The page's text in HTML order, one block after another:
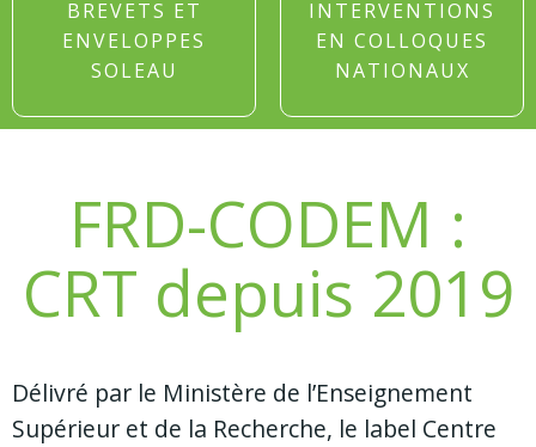
BREVETS ET
ENVELOPPES
SOLEAU
INTERVENTIONS
EN COLLOQUES
NATIONAUX
FRD-CODEM :
CRT depuis 2019
Délivré par le Ministère de l’Enseignement
Supérieur et de la Recherche, le label Centre